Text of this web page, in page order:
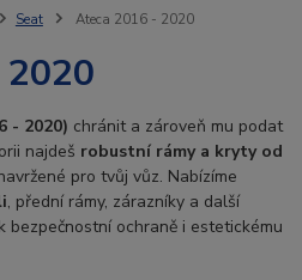
Seat Ateca 2016 - 2020
- 2020) chránit a zároveň mu podat
najdeš robustní rámy a kryty od
pro tvůj vůz. Nabízíme
, přední rámy, zárazníky a další
bezpečnostní ochraně i estetickému